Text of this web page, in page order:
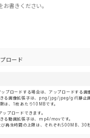
ロード
プロードする場合は、アップロードする
る画像拡張子は、png/jpg/jpeg/gif(静止画)
は、1枚あたり10MBです。
プロードできます。
る動画拡張子は、mp4/movです。
再生時間の上限は、それぞれ500MB、30秒